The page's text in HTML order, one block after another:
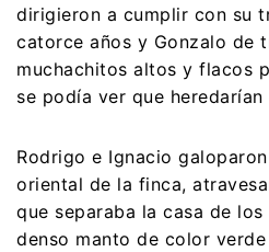
dirigieron a cumplir con su
catorce años y Gonzalo de
muchachitos altos y flacos
se podía ver que
Rodrigo e Ignacio
oriental de la finca,
que separaba la casa de
denso manto de color